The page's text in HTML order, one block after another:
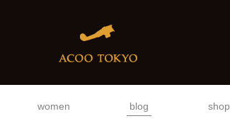
women blog shop